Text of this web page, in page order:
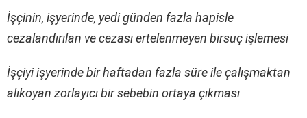
İşçinin, işyerinde, yedi günden fazla hapisle
cezalandırılan ve cezası ertelenmeyen birsuç işlemesi
İşçiyi işyerinde bir haftadan fazla süre ile çalışmaktan
alıkoyan zorlayıcı bir sebebin ortaya çıkması